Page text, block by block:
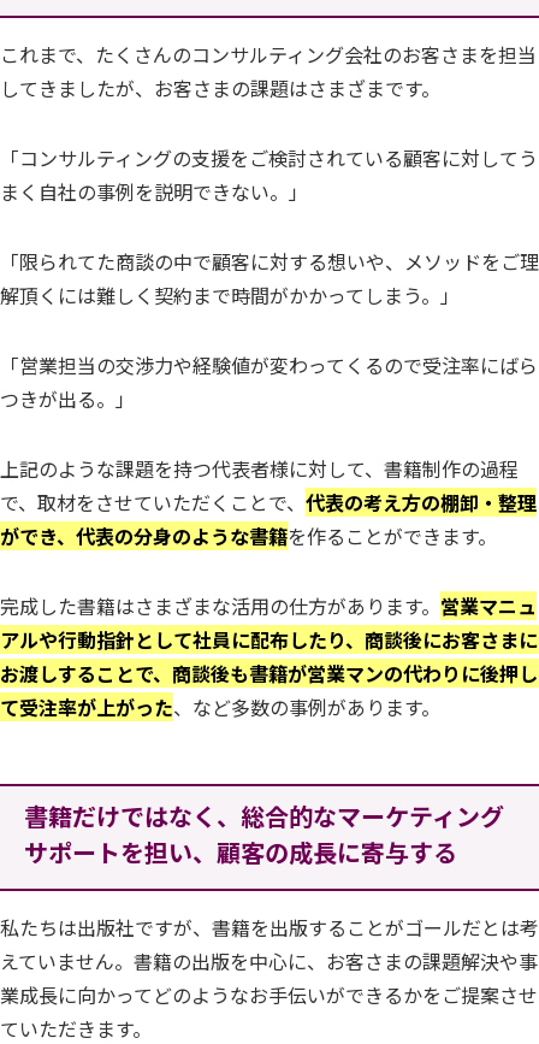
これまで、たくさんのコンサルティング会社のお客さまを担当
してきましたが、お客さまの課題はさまざまです。
「コンサルティングの支援をご検討されている顧客に対してう
まく自社の事例を説明できない。」
「限られてた商談の中で顧客に対する想いや、メソッドをご理
解頂くには難しく契約まで時間がかかってしまう。」
「営業担当の交渉力や経験値が変わってくるので受注率にばら
つきが出る。」
上記のような課題を持つ代表者様に対して、書籍制作の過程
で、取材をさせていただくことで、 代表の考え方の棚卸・整理
ができ、代表の分身のような書籍を作ることができます。
完成した書籍はさまざまな活用の仕方があります。 営業マニュ
アルや行動指針として社員に配布したり、商談後にお客さまに
お渡しすることで、商談後も書籍が営業マンの代わりに後押し
て受注率が上がった、など多数の事例があります。
書籍だけではなく、総合的なマーケティング
サポートを担い、顧客の成長に寄与する
私たちは出版社ですが、書籍を出版することがゴールだとは考
えていません。書籍の出版を中心に、お客さまの課題解決や事
業成長に向かってどのようなお手伝いができるかをご提案させ
ていただきます。